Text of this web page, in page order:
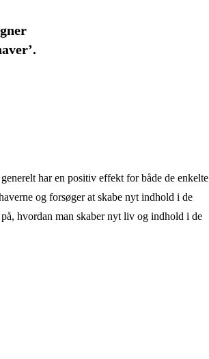
har en positiv effekt for både de enkelte
og forsøger at skabe nyt indhold i de
hvordan man skaber nyt liv og indhold i de